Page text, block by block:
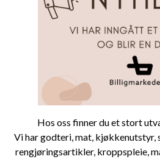
Hos oss finner du et stort
Vi hargodteri,mat, kjøkkenutstyr,
rengjøringsartikler, kroppspleie,